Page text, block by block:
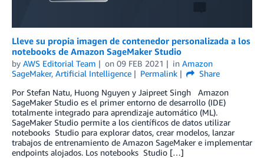
Lleve su propia imagen de contenedor personalizada a los
notebooks de Amazon SageMaker Studio
by AWS Editorial Team on 09 FEB 2021 in Amazon
SageMaker, Artificial Intelligence Permalink
Share
Por Stefan Natu, Huong Nguyen y Jaipreet Singh Amazon
SageMaker Studio es el primer entorno de desarrollo (IDE)
totalmente integrado para aprendizaje automático (ML).
SageMaker Studio permite a los científicos de datos utilizar
notebooks Studio para explorar datos, crear modelos, lanzar
trabajos de entrenamiento de Amazon SageMaker e implementar
endpoints alojados. Los notebooks Studio […]